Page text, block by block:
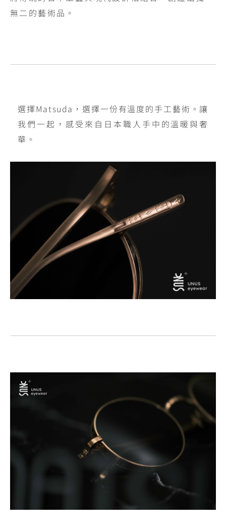
無二的藝術品。
選擇Matsuda，選擇一份有溫度的手工藝術。讓
我們一起，感受來自日本職人手中的溫暖與奢
華。